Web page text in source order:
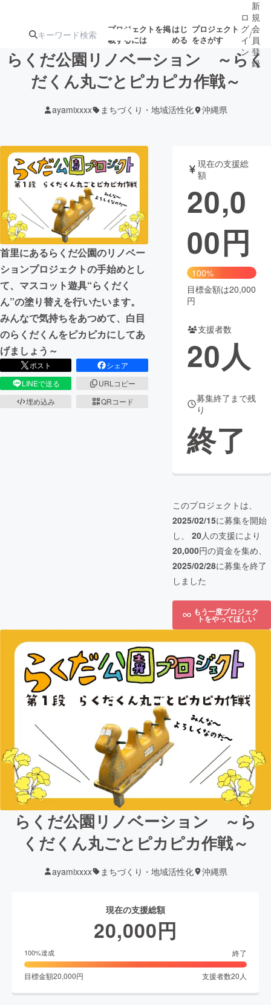
プロジェクトを掲
載するには
はじ
める
プロジェクト
をさがす
ターン
ジェクト
募集終了が近いプ
ロジェクト
されます
アート・写真 音楽
テクノロジー・ガジェット ゲーム・
映像・映画 書籍・雑誌
ビジネス・起業 チャレンジ
まちづくり・地域活性化
CAMPFIRE for Social Good
CAMPFIRE Creation
CAMPFIREふるさと納税
コミュニティ
ロ
グ
イ
ン
/
新
規
会
員
登
録
らくだ公園リノベーション ～らく
だくん丸ごとピカピカ作戦～
ayamixxxx まちづくり・地域活性化 沖縄県
首里にあるらくだ公園のリノベー
ションプロジェクトの手始めとし
て、マスコット遊具“らくだく
ん”の塗り替えを行いたいます。
みんなで気持ちをあつめて、白目
のらくだくんをピカピカにしてあ
げましょう～
ポスト
シェア
LINEで送る
URLコピー
埋め込み
QRコード
現在の支援総
額
20,0
00円
100%
目標金額は20,000
円
支援者数
20人
募集終了まで残
り
終了
このプロジェクトは、
2025/02/15に募集を開始
し、 20人の支援により
20,000円の資金を集め、
2025/02/28に募集を終了
しました
もう一度プロジェク
トをやってほしい
らくだ公園リノベーション ～ら
くだくん丸ごとピカピカ作戦～
ayamixxxx まちづくり・地域活性化 沖縄県
現在の支援総額
20,000円
100%達成 終了
目標金額20,000円 支援者数20 人